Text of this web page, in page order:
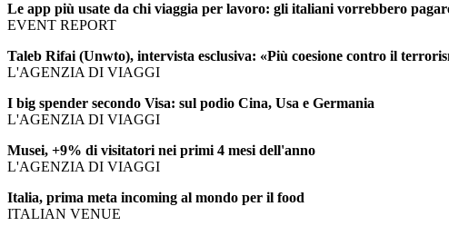
Le app più usate da chi viaggia per lavoro: gli italiani vorrebbero
EVENT REPORT
Taleb Rifai (Unwto), intervista esclusiva: «Più coesione contro il
L'AGENZIA DI VIAGGI
I big spender secondo Visa: sul podio Cina, Usa e Germania
L'AGENZIA DI VIAGGI
Musei, +9% di visitatori nei primi 4 mesi dell'anno
L'AGENZIA DI VIAGGI
Italia, prima meta incoming al mondo per il food
ITALIAN VENUE